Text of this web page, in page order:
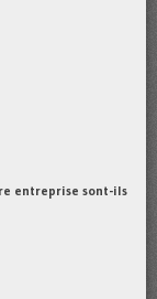
entreprise sont-ils